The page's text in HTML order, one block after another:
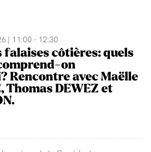
| 11:00 - 12:30
falaises côtières: quels
on
Rencontre avec Maëlle
Thomas DEWEZ et